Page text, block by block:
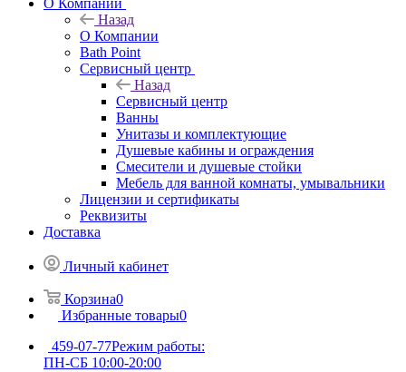
О Компании
Назад
О Компании
Bath Point
Сервисный центр
Назад
Сервисный центр
Ванны
Унитазы и комплектующие
Душевые кабины и ограждения
Смесители и душевые стойки
Мебель для ванной комнаты, умывальники
Лицензии и сертификаты
Реквизиты
Доставка
Личный кабинет
Корзина0
Избранные товары0
459-07-77Режим работы:
ПН-СБ 10:00-20:00